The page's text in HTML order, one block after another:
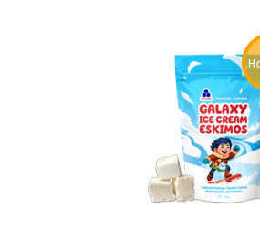
Контакты
Вакансии
ЗАКАЗАТЬ ПРОДУКЦИЮ